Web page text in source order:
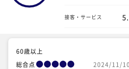
接客・サービス
60歳以上
総合点
2024/11/10